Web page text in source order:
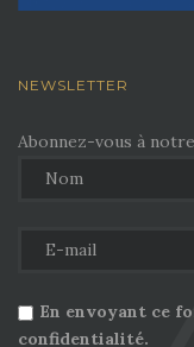
NEWSLETTER
Abonnez-vous à
En envoyant ce
confidentialité.